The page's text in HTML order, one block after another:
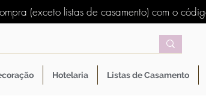
(exceto listas de casamento) com o
Hotelaria Listas de Casamento